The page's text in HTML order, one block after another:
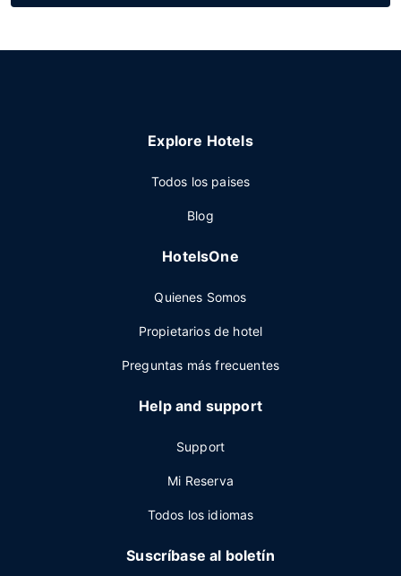
Explore Hotels
Todos los paises
Blog
HotelsOne
Quienes Somos
Propietarios de hotel
Preguntas más frecuentes
Help and support
Support
Mi Reserva
Todos los idiomas
Suscríbase al boletín